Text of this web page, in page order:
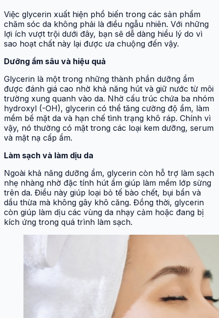
Việc glycerin xuất hiện phổ biến trong các sản phẩm
chăm sóc da không phải là điều ngẫu nhiên. Với những
lợi ích vượt trội dưới đây, bạn sẽ dễ dàng hiểu lý do vì
sao hoạt chất này lại được ưa chuộng đến vậy.
Dưỡng ẩm sâu và hiệu quả
Glycerin là một trong những thành phần dưỡng ẩm
được đánh giá cao nhờ khả năng hút và giữ nước từ môi
trường xung quanh vào da. Nhờ cấu trúc chứa ba nhóm
hydroxyl (-OH), glycerin có thể tăng cường độ ẩm, làm
mềm bề mặt da và hạn chế tình trạng khô ráp. Chính vì
vậy, nó thường có mặt trong các loại kem dưỡng, serum
và mặt nạ cấp ẩm.
Làm sạch và làm dịu da
Ngoài khả năng dưỡng ẩm, glycerin còn hỗ trợ làm sạch
nhẹ nhàng nhờ đặc tính hút ẩm giúp làm mềm lớp sừng
trên da. Điều này giúp loại bỏ tế bào chết, bụi bẩn và
dầu thừa mà không gây khô căng. Đồng thời, glycerin
còn giúp làm dịu các vùng da nhạy cảm hoặc đang bị
kích ứng trong quá trình làm sạch.